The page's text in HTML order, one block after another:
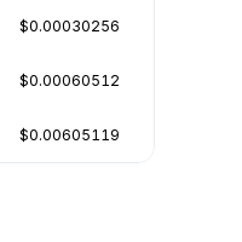
$0.00030256
$0.00060512
$0.00605119